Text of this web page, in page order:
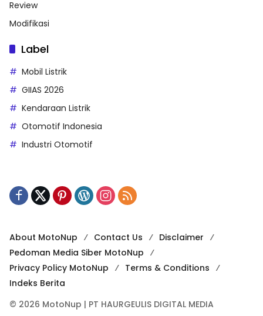
Review
Modifikasi
Label
Mobil Listrik
GIIAS 2026
Kendaraan Listrik
Otomotif Indonesia
Industri Otomotif
About MotoNup Contact Us
Disclaimer
Pedoman Media Siber MotoNup
Privacy Policy MotoNup
Terms & Conditions
Indeks Berita
© 2026 MotoNup | PT HAURGEULIS DIGITAL MEDIA